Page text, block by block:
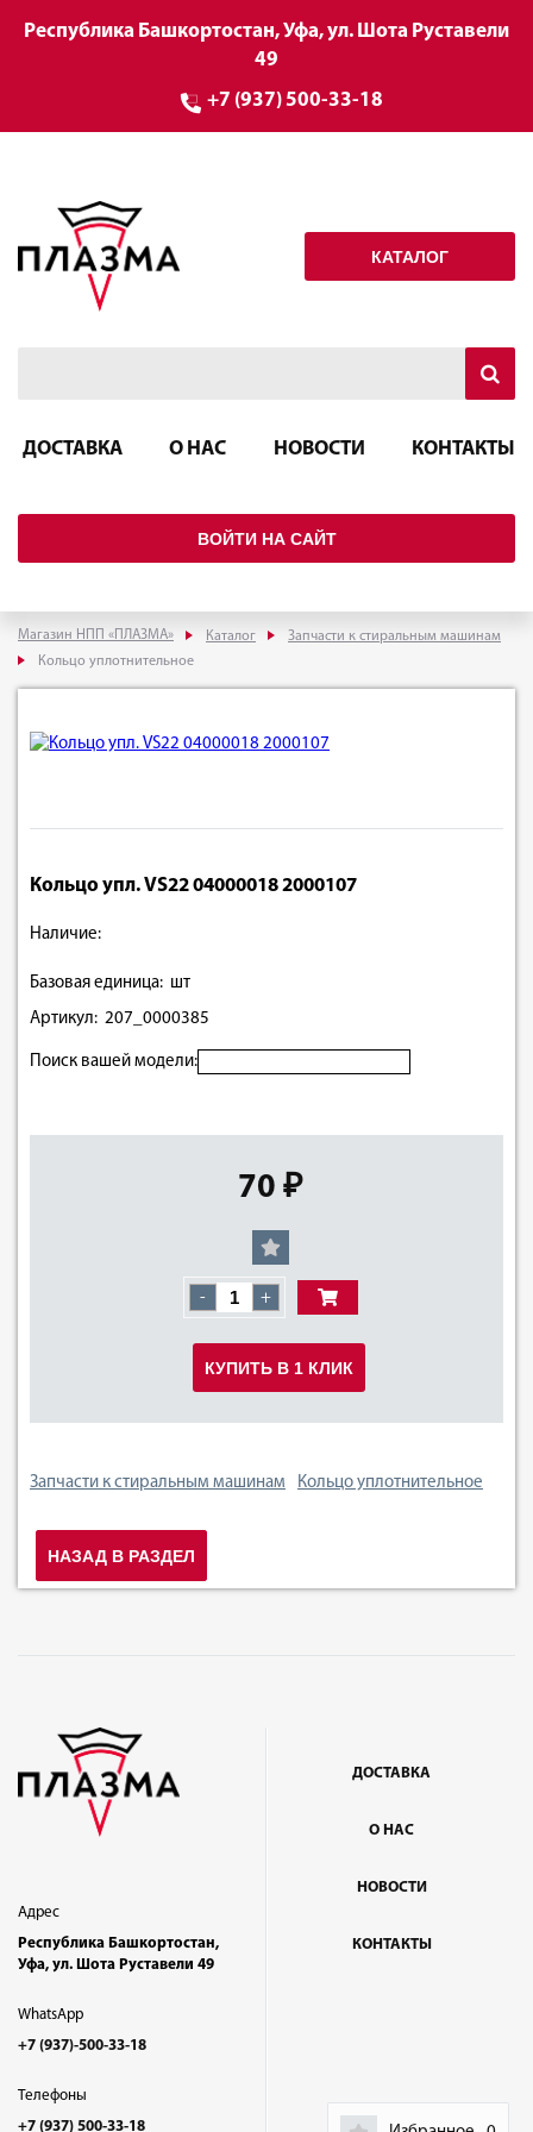
Республика Башкортостан, Уфа, ул. Шота Руставели
49
+7 (937) 500-33-18
КАТАЛОГ
ДОСТАВКА О НАС НОВОСТИ КОНТАКТЫ
ВОЙТИ НА САЙТ
Магазин НПП «ПЛАЗМА» Каталог
Запчасти к стиральным машинам
Кольцо уплотнительное
Кольцо упл. VS22 04000018 2000107
Наличие:
Базовая единица: шт
Артикул: 207_0000385
Поиск вашей модели:
70 ₽
- +
КУПИТЬ В 1 КЛИК
Запчасти к стиральным машинам Кольцо уплотнительное
НАЗАД В РАЗДЕЛ
Адрес
Республика Башкортостан,
Уфа, ул. Шота Руставели 49
WhatsApp
+7 (937)-500-33-18
Телефоны
+7 (937) 500-33-18
ДОСТАВКА
О НАС
НОВОСТИ
КОНТАКТЫ